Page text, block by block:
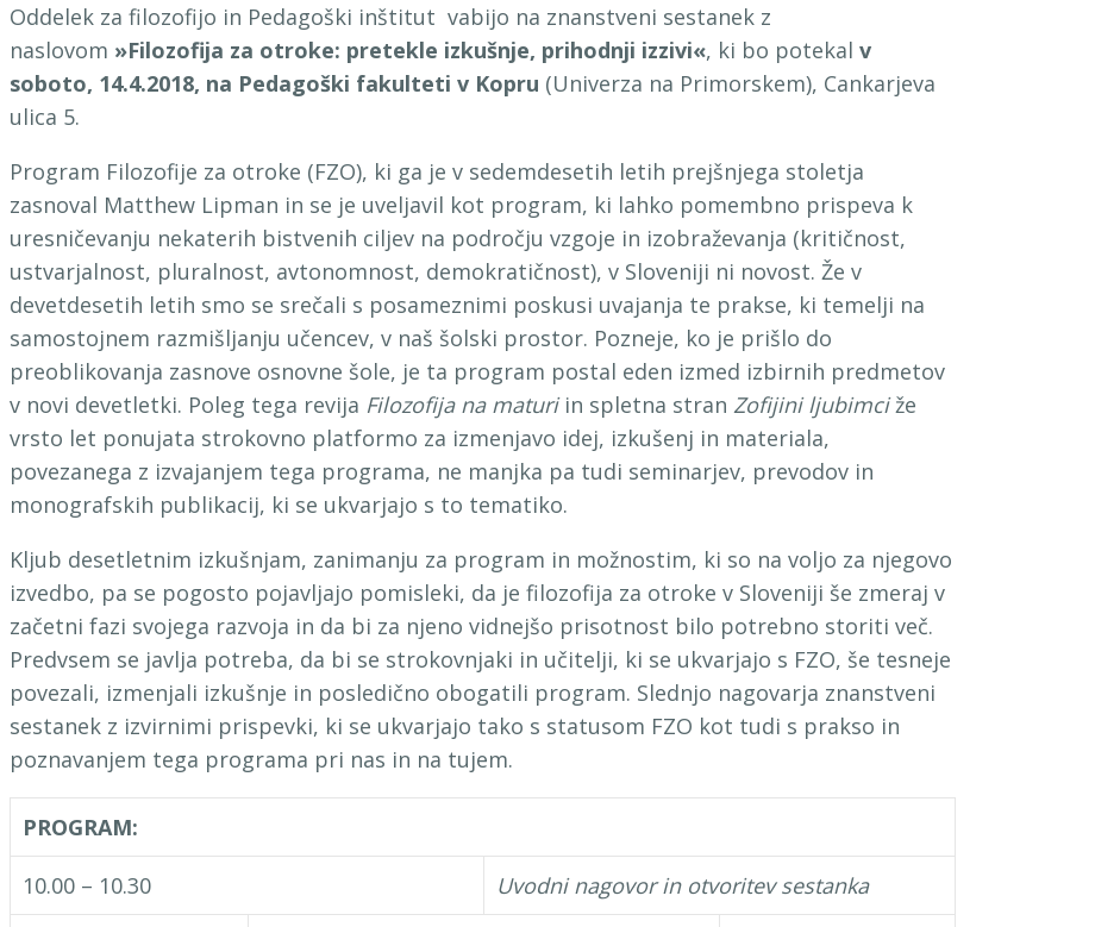
Oddelek za filozofijo in Pedagoški inštitut vabijo na znanstveni sestanek z
naslovom »Filozofija za otroke: pretekle izkušnje, prihodnji izzivi«, ki bo potekal v
soboto, 14.4.2018, na Pedagoški fakulteti v Kopru (Univerza na Primorskem), Cankarjeva
ulica 5.
Program Filozofije za otroke (FZO), ki ga je v sedemdesetih letih prejšnjega stoletja
zasnoval Matthew Lipman in se je uveljavil kot program, ki lahko pomembno prispeva k
uresničevanju nekaterih bistvenih ciljev na področju vzgoje in izobraževanja (kritičnost,
ustvarjalnost, pluralnost, avtonomnost, demokratičnost), v Sloveniji ni novost. Že v
devetdesetih letih smo se srečali s posameznimi poskusi uvajanja te prakse, ki temelji na
samostojnem razmišljanju učencev, v naš šolski prostor. Pozneje, ko je prišlo do
preoblikovanja zasnove osnovne šole, je ta program postal eden izmed izbirnih predmetov
v novi devetletki. Poleg tega revija Filozofija na maturiin spletna stran Zofijini ljubimciže
vrsto let ponujata strokovno platformo za izmenjavo idej, izkušenj in materiala,
povezanega z izvajanjem tega programa, ne manjka pa tudi seminarjev, prevodov in
monografskih publikacij, ki se ukvarjajo s to tematiko.
Kljub desetletnim izkušnjam, zanimanju za program in možnostim, ki so na voljo za njegovo
izvedbo, pa se pogosto pojavljajo pomisleki, da je filozofija za otroke v Sloveniji še zmeraj v
začetni fazi svojega razvoja in da bi za njeno vidnejšo prisotnost bilo potrebno storiti več.
Predvsem se javlja potreba, da bi se strokovnjaki in učitelji, ki se ukvarjajo s FZO, še tesneje
povezali, izmenjali izkušnje in posledično obogatili program. Slednjo nagovarja znanstveni
sestanek z izvirnimi prispevki, ki se ukvarjajo tako s statusom FZO kot tudi s prakso in
poznavanjem tega programa pri nas in na tujem.
PROGRAM:
10.00 – 10.30 Uvodni nagovor in otvoritev sestanka